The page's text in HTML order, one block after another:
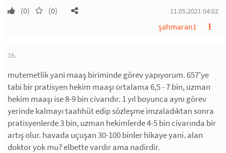
(0) (0) 11.05.2021 04:02
şahmaran1
16.
mutemetlik yani maaş biriminde görev yapıyorum. 657'ye
tabi bir pratisyen hekim maaşı ortalama 6,5 - 7 bin, uzman
hekim maaşı ise 8-9 bin civarıdır. 1 yıl boyunca aynı görev
yerinde kalmayı taahhüt edip sözleşme imzaladıktan sonra
pratisyenlerde 3 bin, uzman hekimlerde 4-5 bin civarında bir
artış olur. havada uçuşan 30-100 binler hikaye yani. alan
doktor yok mu? elbette vardır ama nadirdir.